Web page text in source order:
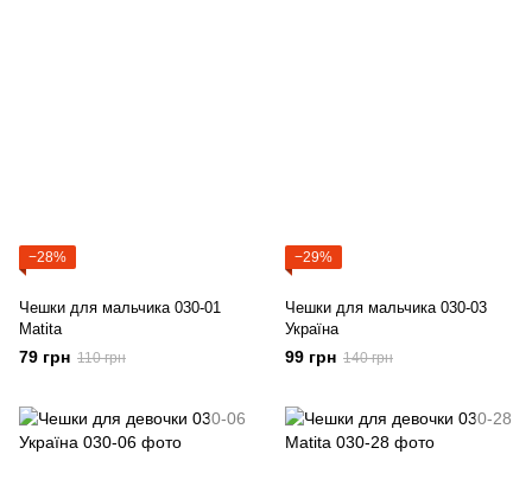
−28%
Чешки для мальчика 030-01
Matita
79 грн 110 грн
−29%
Чешки для мальчика 030-03
Україна
99 грн 140 грн